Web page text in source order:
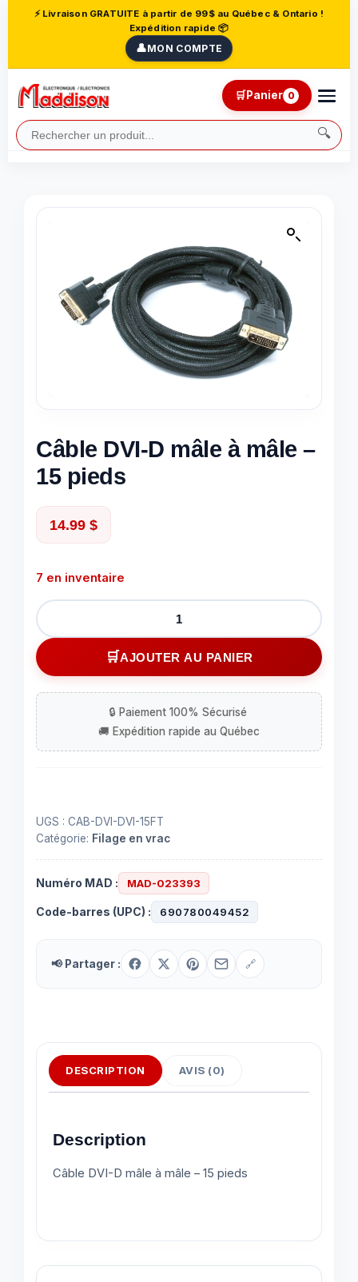
⚡ Livraison GRATUITE à partir de 99$ au Québec & Ontario !
Expédition rapide 📦
👤MON COMPTE
🔍
🛒Panier 0
Câble DVI-D mâle à mâle –
15 pieds
14.99 $
7 en inventaire
quantité
de
Câble
DVI-
D
mâle
à
mâle
AJOUTER AU PANIER
UGS : CAB-DVI-DVI-15FT
Catégorie: Filage en vrac
Numéro MAD : MAD-023393
Code-barres (UPC) : 690780049452
📢 Partager : 🔗
DESCRIPTION AVIS (0)
Description
Câble DVI-D mâle à mâle – 15 pieds